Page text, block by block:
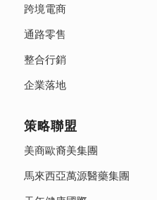
跨境電商
通路零售
整合行銷
企業落地
策略聯盟
美商歐裔美集團
馬來西亞萬源醫藥集團